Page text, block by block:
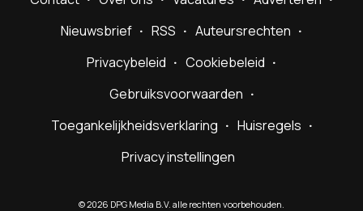
Nieuwsbrief
RSS
Auteursrechten
Privacybeleid
Cookiebeleid
Gebruiksvoorwaarden
Toegankelijkheidsverklaring
Huisregels
Privacy instellingen
©2026 DPG Media B.V. alle rechten voorbehouden.